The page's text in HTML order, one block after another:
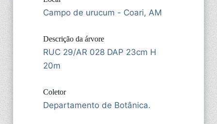
Campo de urucum - Coari, AM
Descrição da árvore
RUC 29/AR 028 DAP 23cm H
20m
Coletor
Departamento de Botânica.